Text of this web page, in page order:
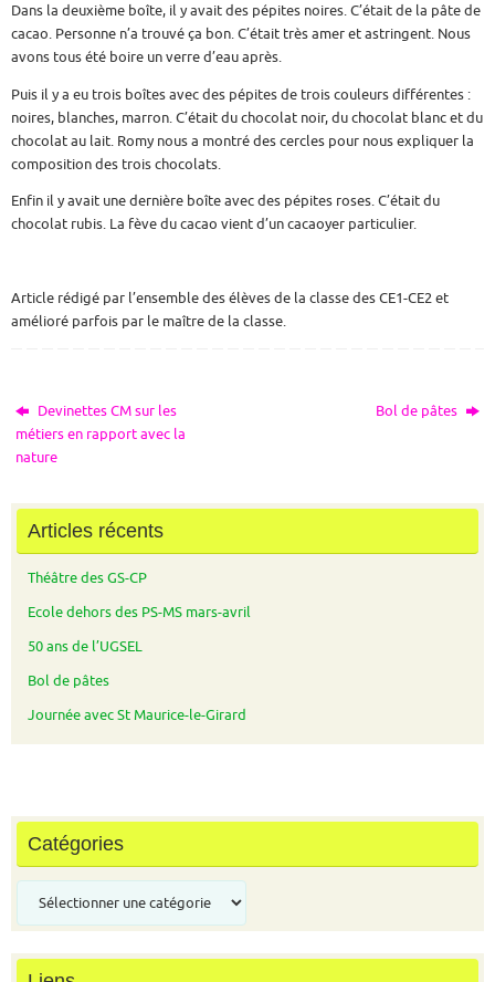
Dans la deuxième boîte, il y avait des pépites noires. C’était de la pâte de
cacao. Personne n’a trouvé ça bon. C’était très amer et astringent. Nous
avons tous été boire un verre d’eau après.
Puis il y a eu trois boîtes avec des pépites de trois couleurs différentes :
noires, blanches, marron. C’était du chocolat noir, du chocolat blanc et du
chocolat au lait. Romy nous a montré des cercles pour nous expliquer la
composition des trois chocolats.
Enfin il y avait une dernière boîte avec des pépites roses. C’était du
chocolat rubis. La fève du cacao vient d’un cacaoyer particulier.
Article rédigé par l’ensemble des élèves de la classe des CE1-CE2 et
amélioré parfois par le maître de la classe.
Devinettes CM sur les
métiers en rapport avec la
nature
Bol de pâtes
Articles récents
Théâtre des GS-CP
Ecole dehors des PS-MS mars-avril
50 ans de l’UGSEL
Bol de pâtes
Journée avec St Maurice-le-Girard
Catégories